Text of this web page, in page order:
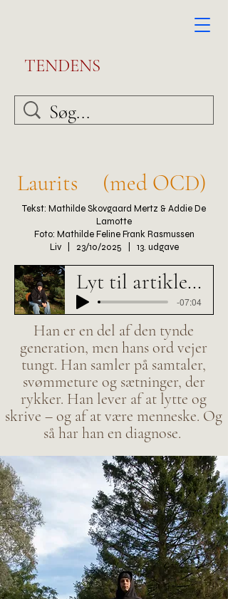
TENDENS
Laurits (med OCD)
Tekst: Mathilde Skovgaard Mertz & Addie De
Lamotte
Foto: Mathilde Feline Frank Rasmussen
Liv | 23/10/2025 | 13. udgave
Lyt til artiklen he
-07:04
Han er en del af den tynde
generation, men hans ord vejer
tungt. Han samler på samtaler,
svømmeture og sætninger, der
rykker. Han lever af at lytte og
skrive – og af at være menneske. Og
så har han en diagnose. ​